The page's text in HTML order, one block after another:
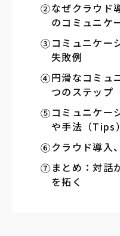
なぜクラウド
のコミュニケ
コミュニケー
失敗例
円滑なコミュ
つのステップ
コミュニケー
や手法（Tips）
クラウド導入
まとめ：対話
を拓く